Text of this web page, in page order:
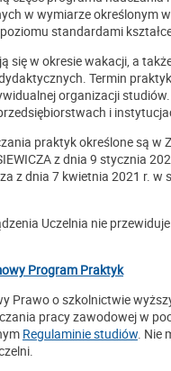
w wymiarze określonym
standardami
się w okresie wakacji, a
Termin
organizacji
i
praktyk określone są w
z dnia 9 stycznia
z dnia 7 kwietnia 2021 r.
Uczelnia nie
Program Praktyk
Prawo o szkolnictwie
pracy zawodowej w
Regulaminie studiów. Nie